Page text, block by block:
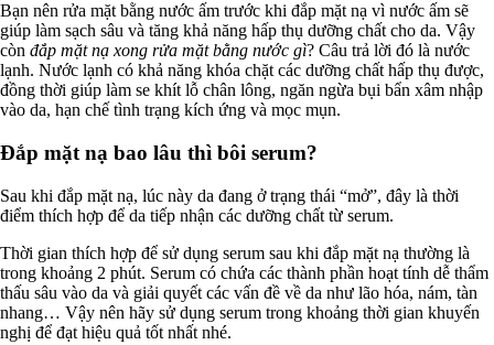
Bạn nên rửa mặt bằng nước ấm trước khi đắp mặt nạ vì nước ấm sẽ
giúp làm sạch sâu và tăng khả năng hấp thụ dưỡng chất cho da. Vậy
còn đắp mặt nạ xong rửa mặt bằng nước gì? Câu trả lời đó là nước
lạnh. Nước lạnh có khả năng khóa chặt các dưỡng chất hấp thụ được,
đồng thời giúp làm se khít lỗ chân lông, ngăn ngừa bụi bẩn xâm nhập
vào da, hạn chế tình trạng kích ứng và mọc mụn.
Đắp mặt nạ bao lâu thì bôi serum?
Sau khi đắp mặt nạ, lúc này da đang ở trạng thái “mở”, đây là thời
điểm thích hợp để da tiếp nhận các dưỡng chất từ serum.
Thời gian thích hợp để sử dụng serum sau khi đắp mặt nạ thường là
trong khoảng 2 phút. Serum có chứa các thành phần hoạt tính dễ thẩm
thấu sâu vào da và giải quyết các vấn đề về da như lão hóa, nám, tàn
nhang… Vậy nên hãy sử dụng serum trong khoảng thời gian khuyến
nghị để đạt hiệu quả tốt nhất nhé.